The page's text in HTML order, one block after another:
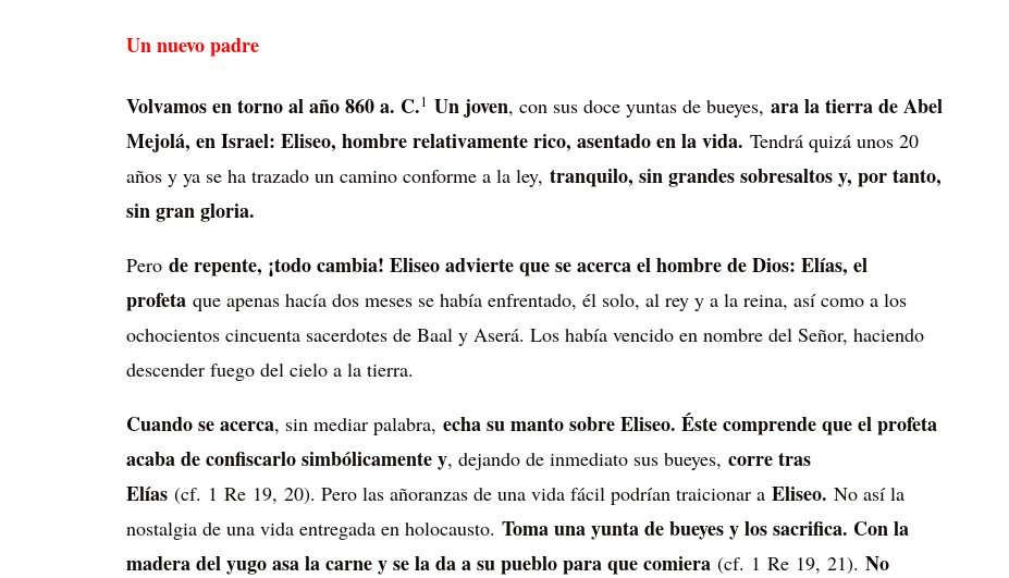
Un nuevo padre
Volvamos en torno al año 860 a. C.1 Un joven, con sus doce yuntas de bueyes, ara la tierra de Abel
Mejolá, en Israel: Eliseo, hombre relativamente rico, asentado en la vida. Tendrá quizá unos 20
años y ya se ha trazado un camino conforme a la ley, tranquilo, sin grandes sobresaltos y, por tanto,
sin gran gloria.
Pero de repente, ¡todo cambia! Eliseo advierte que se acerca el hombre de Dios: Elías, el
profetaque apenas hacía dos meses se había enfrentado, él solo, al rey y a la reina, así como a los
ochocientos cincuenta sacerdotes de Baal y Aserá. Los había vencido en nombre del Señor, haciendo
descender fuego del cielo a la tierra.
Cuando se acerca, sin mediar palabra, echa su manto sobre Eliseo. Éste comprende que el profeta
acaba de confiscarlo simbólicamente y, dejando de inmediato sus bueyes, corre tras
Elías(cf. 1 Re 19, 20). Pero las añoranzas de una vida fácil podrían traicionar a Eliseo. No así la
nostalgia de una vida entregada en holocausto. Toma una yunta de bueyes y los sacrifica. Con la
madera del yugo asa la carne y se la da a su pueblo para que comiera(cf. 1 Re 19, 21). No